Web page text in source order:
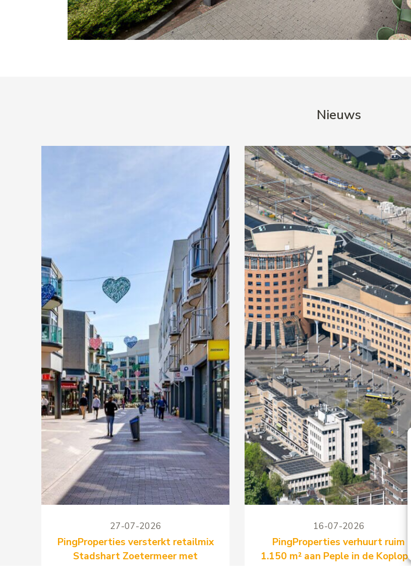
Nieuws
27-07-2026
PingProperties versterkt retailmix
Stadshart Zoetermeer met
16-07-2026
PingProperties verhuurt ruim
1.150 m² aan Peple in de Koploper